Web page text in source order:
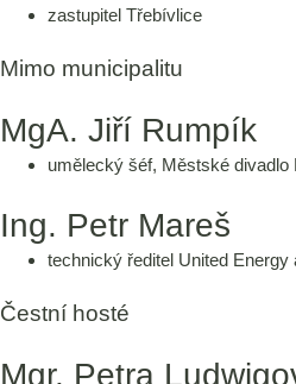
zastupitel Třebívlice
Mimo municipalitu
MgA. Jiří Rumpík
umělecký šéf, Městské divadlo
Ing. Petr Mareš
technický ředitel United Energy
Čestní hosté
Mgr. Petra